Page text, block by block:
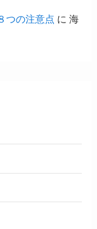
つの注意点 に 海